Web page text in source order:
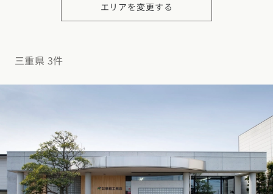
家づくりの流れ
アフターサポート
建築家
北海道青森県岩手県宮城県秋田県山形県福島県
関東エリア
新潟県富山県
東海エリア
愛知県岐阜県静岡県三重県
平屋
二世帯住宅
フォトギャラリー
動画で学ぶ注文住宅
デザイン
ルームツアー
家づくりコラム一覧
注文住宅の基礎知識
設備・性能
エリア別注文住宅
北海道・東北エリア
北海道青森県岩手県宮城県秋田県山形県福島県
チェックポイントがわかる！
エリアを変更する
三重県 3件